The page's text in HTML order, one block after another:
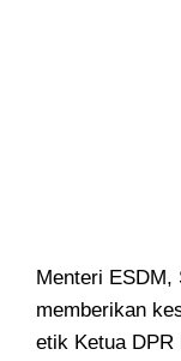
Menteri ESDM,
memberikan
etik Ketua DPR